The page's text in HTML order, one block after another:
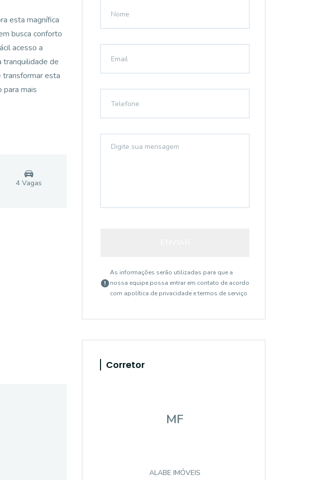
esta magnífica
busca conforto
acesso a
tranquilidade de
transformar esta
mais
4Vagas
As informações serão utilizadas para que a
nossa equipe possa entrar em contato de acordo
com apolítica de privacidade e termos de serviço
Corretor
MF
ALABE IMÓVEIS